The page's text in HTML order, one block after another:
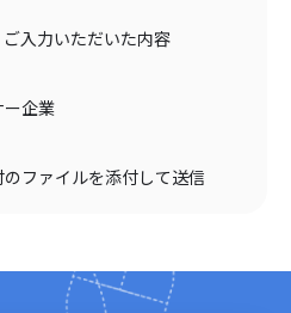
入力いただいた内容
企業
ファイルを添付して送信